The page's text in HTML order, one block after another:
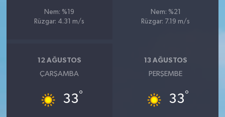
Nem: %19
Rüzgar: 4.31 m/s
Nem: %21
Rüzgar: 7.19 m/s
12 AĞUSTOS
ÇARŞAMBA
33°
13 AĞUSTOS
PERŞEMBE
33°